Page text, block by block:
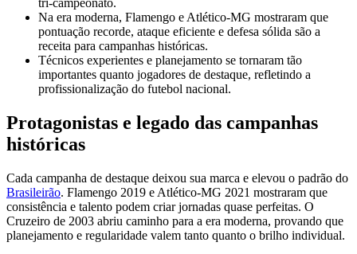
tri-campeonato.
Na era moderna, Flamengo e Atlético-MG mostraram que
pontuação recorde, ataque eficiente e defesa sólida são a
receita para campanhas históricas.
Técnicos experientes e planejamento se tornaram tão
importantes quanto jogadores de destaque, refletindo a
profissionalização do futebol nacional.
Protagonistas e legado das campanhas
históricas
Cada campanha de destaque deixou sua marca e elevou o padrão do
Brasileirão. Flamengo 2019 e Atlético-MG 2021 mostraram que
consistência e talento podem criar jornadas quase perfeitas. O
Cruzeiro de 2003 abriu caminho para a era moderna, provando que
planejamento e regularidade valem tanto quanto o brilho individual.